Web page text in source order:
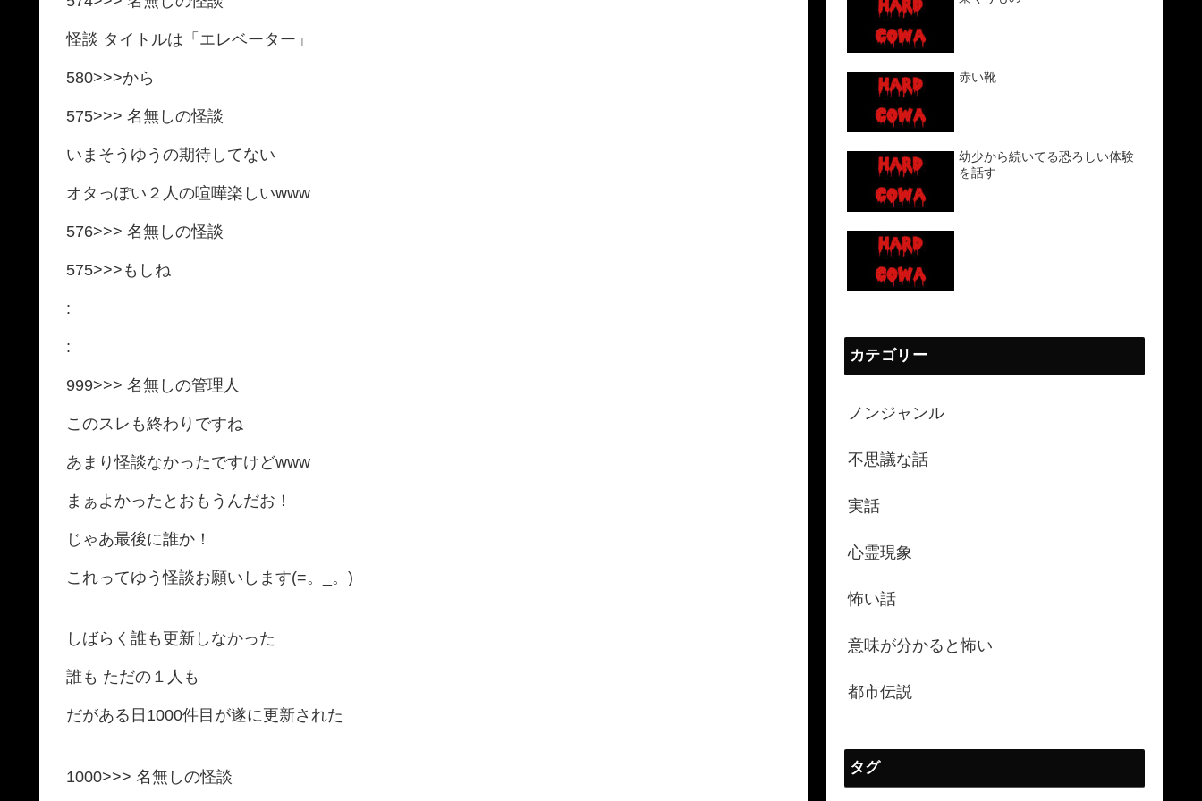
怪談 タイトルは「エレベーター」
580>>>から
575>>> 名無しの怪談
いまそうゆうの期待してない
オタっぽい２人の喧嘩楽しいwww
576>>> 名無しの怪談
575>>>もしね
:
:
999>>> 名無しの管理人
このスレも終わりですね
あまり怪談なかったですけどwww
まぁよかったとおもうんだお！
じゃあ最後に誰か！
これってゆう怪談お願いします(=。_。)
しばらく誰も更新しなかった
誰も ただの１人も
だがある日1000件目が遂に更新された
1000>>> 名無しの怪談
赤い靴
幼少から続いてる恐ろしい体験
を話す
カテゴリー
ノンジャンル
不思議な話
実話
心霊現象
怖い話
意味が分かると怖い
都市伝説
タグ